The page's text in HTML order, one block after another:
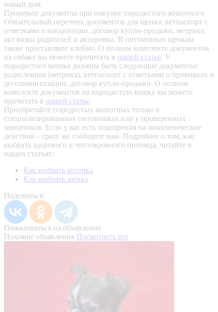
новый дом.
Проверьте документы при покупке породистого животного
Обязательный перечень документов для щенка: ветпаспорт с
отметками о вакцинации, договор купли-продажи, метрика,
акт вязки родителей и актировка. В питомниках щенкам
также проставляют клеймо. О полном комплекте документов
на собаку вы можете прочитать в нашей статье. У
породистого котика должны быть следующие документы:
родословная (метрика), ветпаспорт с отметками о прививках и
дегельминтизации, договор купли-продажи. О полном
комплекте документов на породистую кошку вы можете
прочитать в нашей статье.
Приобретайте породистых животных только в
специализированных питомниках или у проверенных
заводчиков. Если у вас есть подозрения на мошеннические
действия – сразу же сообщите нам. Подробнее о том, как
выбрать здорового и чистокровного питомца, читайте в
наших статьях:
Как выбрать котенка
Как выбрать щенка
Поделиться:
Пожаловаться на объявление
Похожие объявления Посмотреть все